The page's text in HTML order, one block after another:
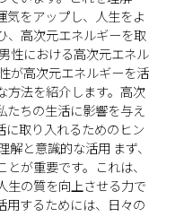
気をアップし、人生をよ
、高次元エネルギーを取
性における高次元エネル
が高次元エネルギーを活
方法を紹介します。高次
ちの生活に影響を与え
に取り入れるためのヒン
と意識的な活用 まず、
が重要です。これは、
生の質を向上させる力で
用するためには、日々の